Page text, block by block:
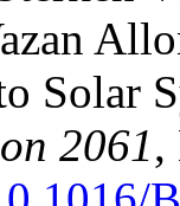
Solar
2061,